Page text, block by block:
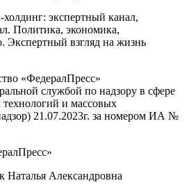
экспертный канал,
Политика, экономика,
Экспертный взгляд на жизнь
«ФедералПресс»
службой по надзору в сфере
и массовых
21.07.2023г. за номером ИА №
Наталья Александровна